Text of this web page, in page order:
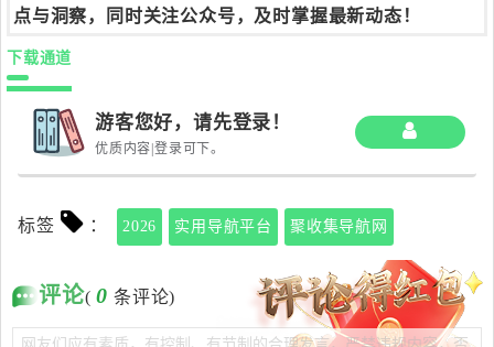
点与洞察，同时关注公众号，及时掌握最新动态！
下载通道
游客您好，请先登录！
优质内容|登录可下。
标签 ： 2026 实用导航平台 聚收集导航网
评论(0 条评论)